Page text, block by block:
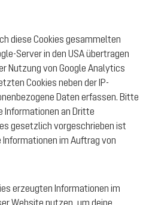
diese Cookies gesammelten
Server in den USA übertragen
Nutzung von Google Analytics
Cookies neben der IP-
Daten erfassen. Bitte
Informationen an Dritte
gesetzlich vorgeschrieben ist
im Auftrag von
erzeugten Informationen im
Website nutzen, um deine